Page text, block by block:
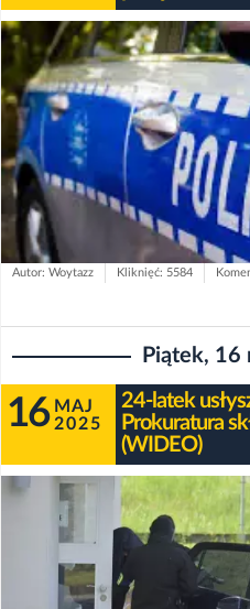
Autor: Woytazz Kliknięć: 5584
Piątek, 16
16 MAJ
2025
24-latek
Prokuratura
(WIDEO)